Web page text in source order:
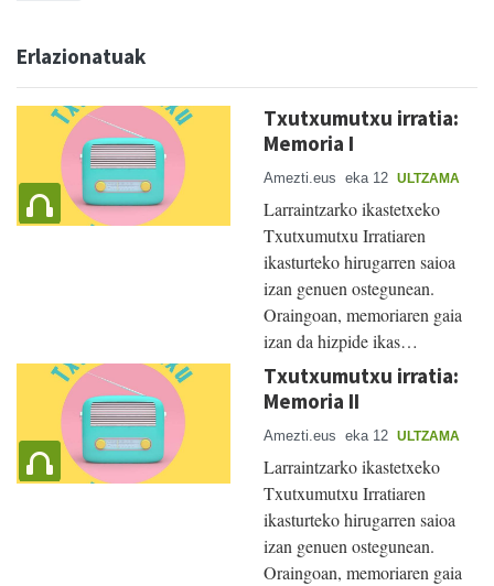
Erlazionatuak
Txutxumutxu irratia:
Memoria I
Amezti.eus eka 12 ULTZAMA
Larraintzarko ikastetxeko
Txutxumutxu Irratiaren
ikasturteko hirugarren saioa
izan genuen ostegunean.
Oraingoan, memoriaren gaia
izan da hizpide ikas…
Txutxumutxu irratia:
Memoria II
Amezti.eus eka 12 ULTZAMA
Larraintzarko ikastetxeko
Txutxumutxu Irratiaren
ikasturteko hirugarren saioa
izan genuen ostegunean.
Oraingoan, memoriaren gaia